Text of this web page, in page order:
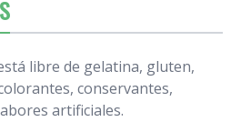
libre de gelatina, gluten,
conservantes,
artificiales.